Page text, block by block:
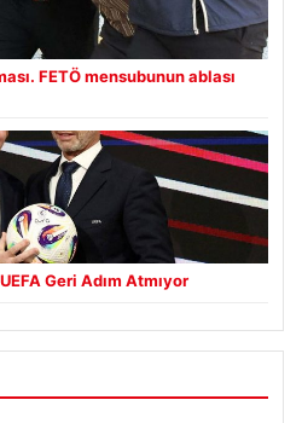
FETÖ mensubunun ablası
Geri Adım Atmıyor